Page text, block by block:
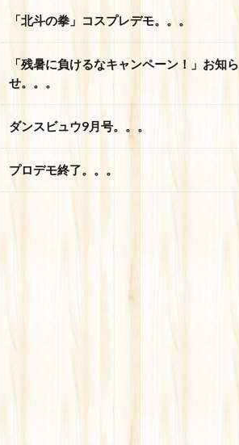
「北斗の拳」コスプレデモ。。。
「残暑に負けるなキャンペーン！」お知ら
せ。。。
ダンスビュウ9月号。。。
プロデモ終了。。。